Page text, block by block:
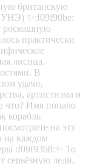
британскую
✨:f09f90be:
роскошную
практически
лисица,
В
удачи,
артистизма и
что? Имя попало
корабль
на эту
на каждом
:f09f93b8:✨ То
серьёзную леди,